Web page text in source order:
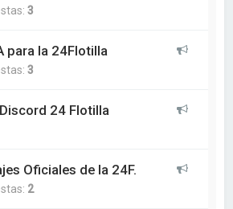
3
para la 24Flotilla
3
24 Flotilla
Oficiales de la 24F.
2